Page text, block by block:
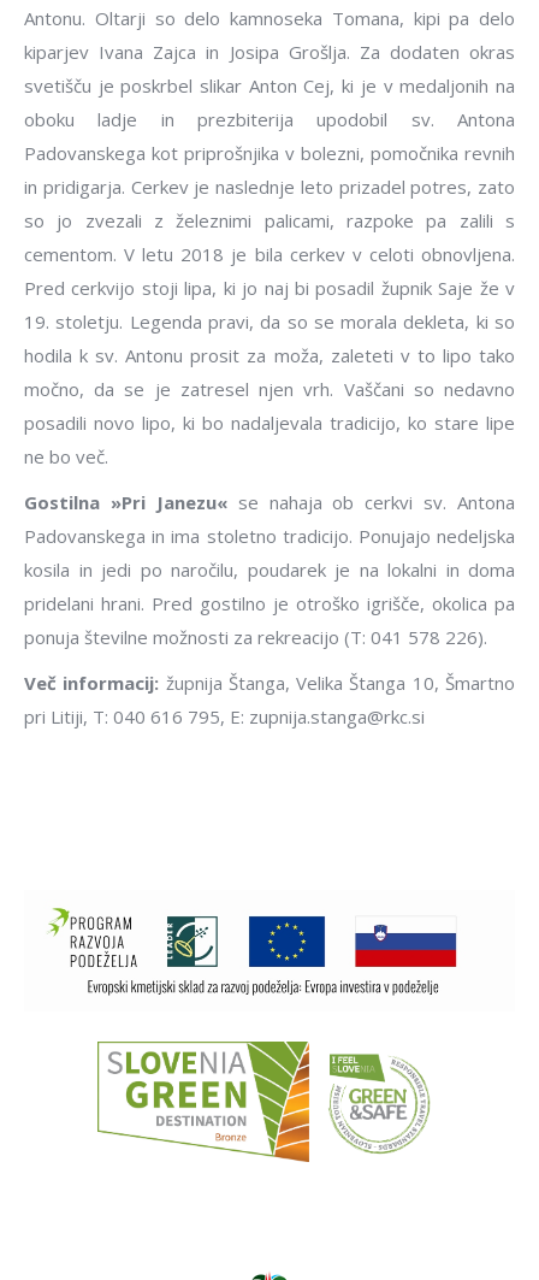
Antonu. Oltarji so delo kamnoseka Tomana, kipi pa delo
kiparjev Ivana Zajca in Josipa Grošlja. Za dodaten okras
svetišču je poskrbel slikar Anton Cej, ki je v medaljonih na
oboku ladje in prezbiterija upodobil sv. Antona
Padovanskega kot priprošnjika v bolezni, pomočnika revnih
in pridigarja. Cerkev je naslednje leto prizadel potres, zato
so jo zvezali z železnimi palicami, razpoke pa zalili s
cementom. V letu 2018 je bila cerkev v celoti obnovljena.
Pred cerkvijo stoji lipa, ki jo naj bi posadil župnik Saje že v
19. stoletju. Legenda pravi, da so se morala dekleta, ki so
hodila k sv. Antonu prosit za moža, zaleteti v to lipo tako
močno, da se je zatresel njen vrh. Vaščani so nedavno
posadili novo lipo, ki bo nadaljevala tradicijo, ko stare lipe
ne bo več.
Gostilna »Pri Janezu« se nahaja ob cerkvi sv. Antona
Padovanskega in ima stoletno tradicijo. Ponujajo nedeljska
kosila in jedi po naročilu, poudarek je na lokalni in doma
pridelani hrani. Pred gostilno je otroško igrišče, okolica pa
ponuja številne možnosti za rekreacijo (T: 041 578 226).
Več informacij: župnija Štanga, Velika Štanga 10, Šmartno
pri Litiji, T: 040 616 795, E: zupnija.stanga@rkc.si